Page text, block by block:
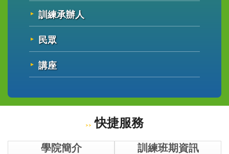
訓練承辦人
民眾
講座
快捷服務
學院簡介 訓練班期資訊